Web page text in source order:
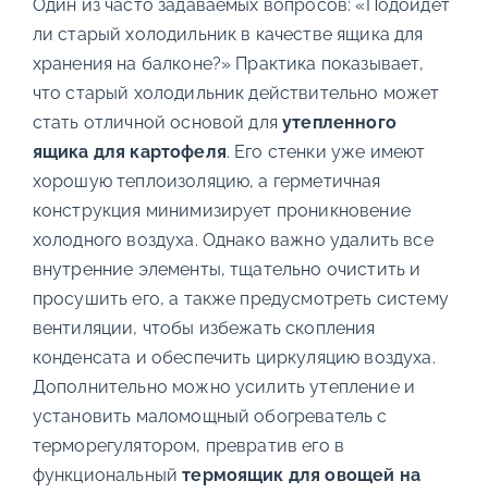
Один из часто задаваемых вопросов: «Подойдет
ли старый холодильник в качестве ящика для
хранения на балконе?» Практика показывает,
что старый холодильник действительно может
стать отличной основой дляутепленного
ящика для картофеля. Его стенки уже имеют
хорошую теплоизоляцию, а герметичная
конструкция минимизирует проникновение
холодного воздуха. Однако важно удалить все
внутренние элементы, тщательно очистить и
просушить его, а также предусмотреть систему
вентиляции, чтобы избежать скопления
конденсата и обеспечить циркуляцию воздуха.
Дополнительно можно усилить утепление и
установить маломощный обогреватель с
терморегулятором, превратив его в
функциональныйтермоящик для овощей на